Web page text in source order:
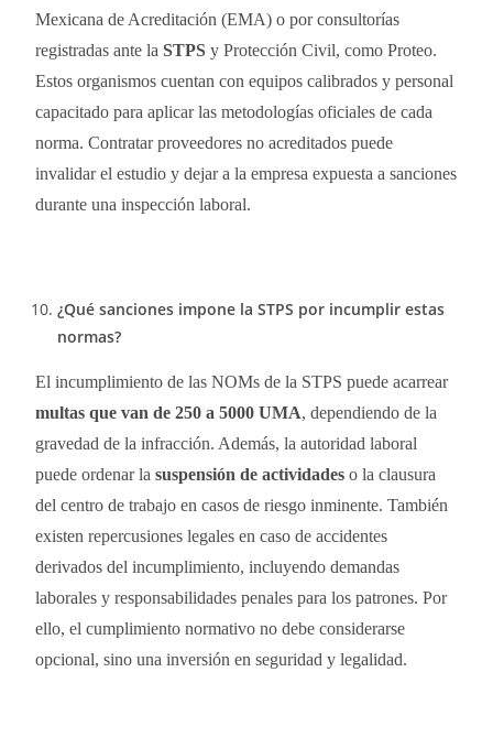
Mexicana de Acreditación (EMA) o por consultorías
registradas ante laSTPS y Protección Civil, como Proteo.
Estos organismos cuentan con equipos calibrados y personal
capacitado para aplicar las metodologías oficiales de cada
norma. Contratar proveedores no acreditados puede
invalidar el estudio y dejar a la empresa expuesta a sanciones
durante una inspección laboral.
¿Qué sanciones impone la STPS por incumplir estas
normas?
El incumplimiento de las NOMs de la STPS puede acarrear
multas que van de 250 a 5000 UMA, dependiendo de la
gravedad de la infracción. Además, la autoridad laboral
puede ordenar lasuspensión de actividades o la clausura
del centro de trabajo en casos de riesgo inminente. También
existen repercusiones legales en caso de accidentes
derivados del incumplimiento, incluyendo demandas
laborales y responsabilidades penales para los patrones. Por
ello, el cumplimiento normativo no debe considerarse
opcional, sino una inversión en seguridad y legalidad.